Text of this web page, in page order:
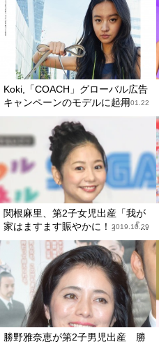
Koki,「COACH」グローバル広告
キャンペーンのモデルに起用2020.01.22
関根麻里、第2子女児出産「我が
家はますます賑やかに！」 『...
2019.10.29
勝野雅奈恵が第2子男児出産 勝